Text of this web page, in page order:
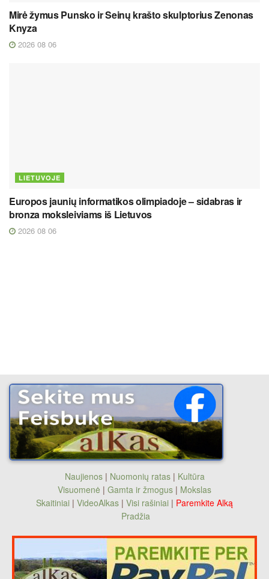
Mirė žymus Punsko ir Seinų krašto skulptorius Zenonas
Knyza
2026 08 06
LIETUVOJE
Europos jaunių informatikos olimpiadoje – sidabras ir
bronza moksleiviams iš Lietuvos
2026 08 06
Naujienos| Nuomonių ratas| Kultūra
Visuomenė | Gamta ir žmogus | Mokslas
Skaitiniai | VideoAlkas | Visi rašiniai | Paremkite Alką
Pradžia